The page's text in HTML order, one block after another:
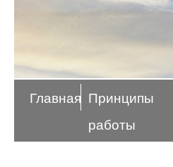
Главная Принципы
работы